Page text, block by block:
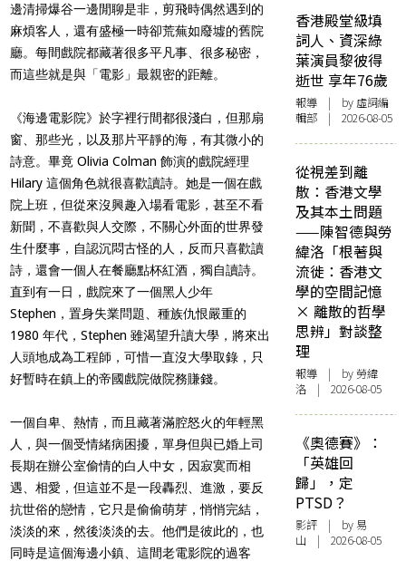
邊清掃爆谷一邊閒聊是非，剪飛時偶然遇到的
麻煩客人，還有盛極一時卻荒蕪如廢墟的舊院
廳。每間戲院都藏著很多平凡事、很多秘密，
而這些就是與「電影」最親密的距離。
《海邊電影院》於字裡行間都很淺白，但那扇
窗、那些光，以及那片平靜的海，有其微小的
詩意。畢竟 Olivia Colman 飾演的戲院經理
Hilary 這個角色就很喜歡讀詩。她是一個在戲
院上班，但從來沒興趣入場看電影，甚至不看
新聞，不喜歡與人交際，不關心外面的世界發
生什麼事，自認沉悶古怪的人，反而只喜歡讀
詩，還會一個人在餐廳點杯紅酒，獨自讀詩。
直到有一日，戲院來了一個黑人少年
Stephen，置身失業問題、種族仇恨嚴重的
1980 年代，Stephen 雖渴望升讀大學，將來出
人頭地成為工程師，可惜一直沒大學取錄，只
好暫時在鎮上的帝國戲院做院務賺錢。
一個自卑、熱情，而且藏著滿腔怒火的年輕黑
人，與一個受情緒病困擾，單身但與已婚上司
長期在辦公室偷情的白人中女，因寂寞而相
遇、相愛，但這並不是一段轟烈、進激，要反
抗世俗的戀情，它只是偷偷萌芽，悄悄完結，
淡淡的來，然後淡淡的去。他們是彼此的，也
同時是這個海邊小鎮、這間老電影院的過客
香港殿堂級填
詞人、資深綠
葉演員黎彼得
逝世 享年76歲
報導 | by 虛詞編
輯部 | 2026-08-05
從視差到離
散：香港文學
及其本土問題
——陳智德與勞
緯洛「根著與
流徙：香港文
學的空間記憶
× 離散的哲學
思辨」對談整
理
報導 | by 勞緯
洛 | 2026-08-05
《奧德賽》：
「英雄回
歸」，定
PTSD？
影評 | by 易
山 | 2026-08-05